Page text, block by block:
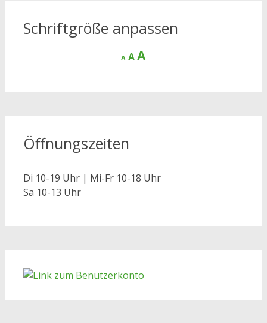
Schriftgröße anpassen
A
Decrease
font
A Reset
AIncrease
Öffnungszeiten
Di 10-19 Uhr | Mi-Fr 10-18 Uhr
Sa 10-13 Uhr